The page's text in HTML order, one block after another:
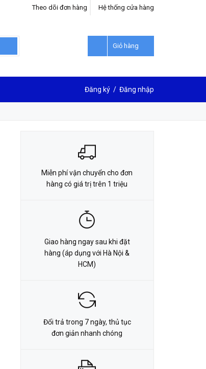
Hệ thống cửa hàng
Theo dõi đơn hàng
Giỏ hàng
Đăng ký / Đăng nhập
LIÊN HỆ ĐẶT HÀNG
Miễn phí vận chuyển cho đơn
hàng có giá trị trên 1 triệu
Giao hàng ngay sau khi đặt
hàng (áp dụng với Hà Nội &
HCM)
Đổi trả trong 7 ngày, thủ tục
đơn giản nhanh chóng